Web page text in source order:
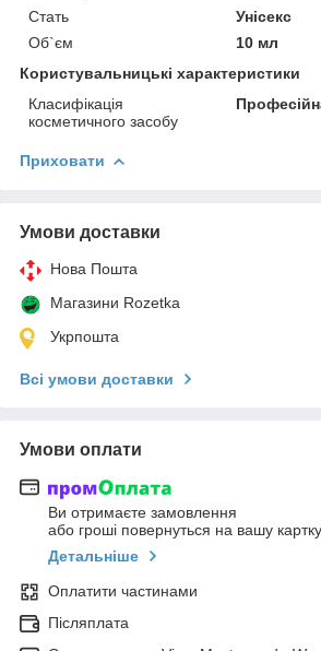
Стать
Унісекс
Об`єм
10 мл
Користувальницькі характеристики
Класифікація
косметичного засобу
Приховати
Умови доставки
Нова Пошта
Магазини Rozetka
Укрпошта
Всі умови доставки
Умови оплати
Ви отримаєте замовлення
або гроші повернуться на вашу картку
Детальніше
Оплатити частинами
Післяплата